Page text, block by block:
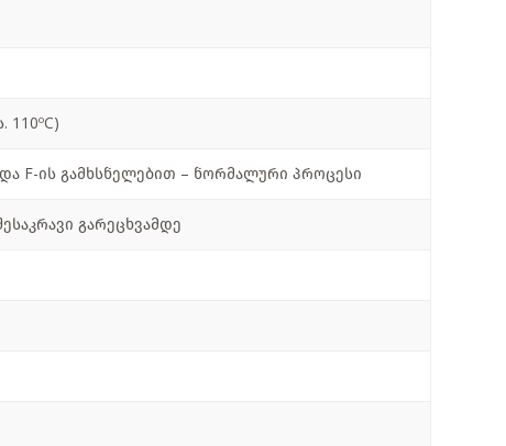
F-ის გამხსნელებით – ნორმალური პროცესი
გარეცხვამდე